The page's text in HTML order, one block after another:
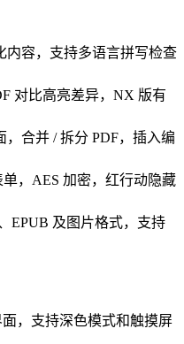
内容，支持多语言拼写检查
对比高亮差异，NX 版有
合并 / 拆分 PDF，插入编
，AES 加密，红行动隐藏
EPUB 及图片格式，支持
，支持深色模式和触摸屏